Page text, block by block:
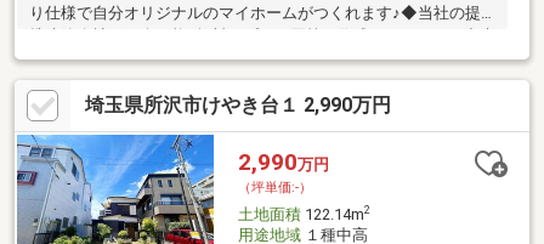
り仕様で自分オリジナルのマイホームがつくれます♪◆当社の提
ます！◆小学校、スーパー、コンビニが近くて便利！生活環境の
整った好立地です！～・～・～・～・～・～・～・～・～・～・
～・～・～・～・～・～・～・～・～お問い合わせは 【 0120-
515-888 】 までお気軽にどうぞ♪担当のスタッフが分かりやすく丁
寧にご対応を致します！埼玉県所沢市宮本町1-9-25 【 株式会社
すまらいふ 】
埼玉県所沢市けやき台１ 2,990万円
2,990万円
（坪単価:-）
土地面積122.14m2
用途地域１種中高